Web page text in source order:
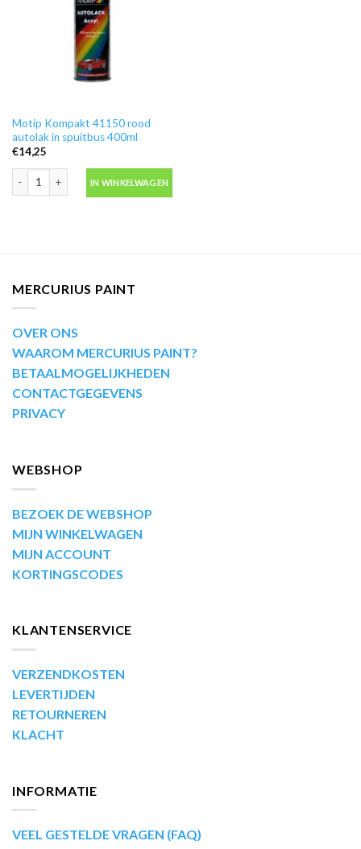
Motip Kompakt 41150 rood
autolak in spuitbus 400ml
€14,25
Motip Kompakt 41150 rood autolak in spuitbus 400ml aantal
IN WINKELWAGEN
MERCURIUS PAINT
OVER ONS
WAAROM MERCURIUS PAINT?
BETAALMOGELIJKHEDEN
CONTACTGEGEVENS
PRIVACY
WEBSHOP
BEZOEK DE WEBSHOP
MIJN WINKELWAGEN
MIJN ACCOUNT
KORTINGSCODES
KLANTENSERVICE
VERZENDKOSTEN
LEVERTIJDEN
RETOURNEREN
KLACHT
INFORMATIE
VEEL GESTELDE VRAGEN (FAQ)